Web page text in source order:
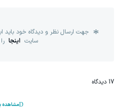
جهت ارسال نظر و دیدگاه خود باید
سایت اینجا
17 دیدگاه
مشاهده